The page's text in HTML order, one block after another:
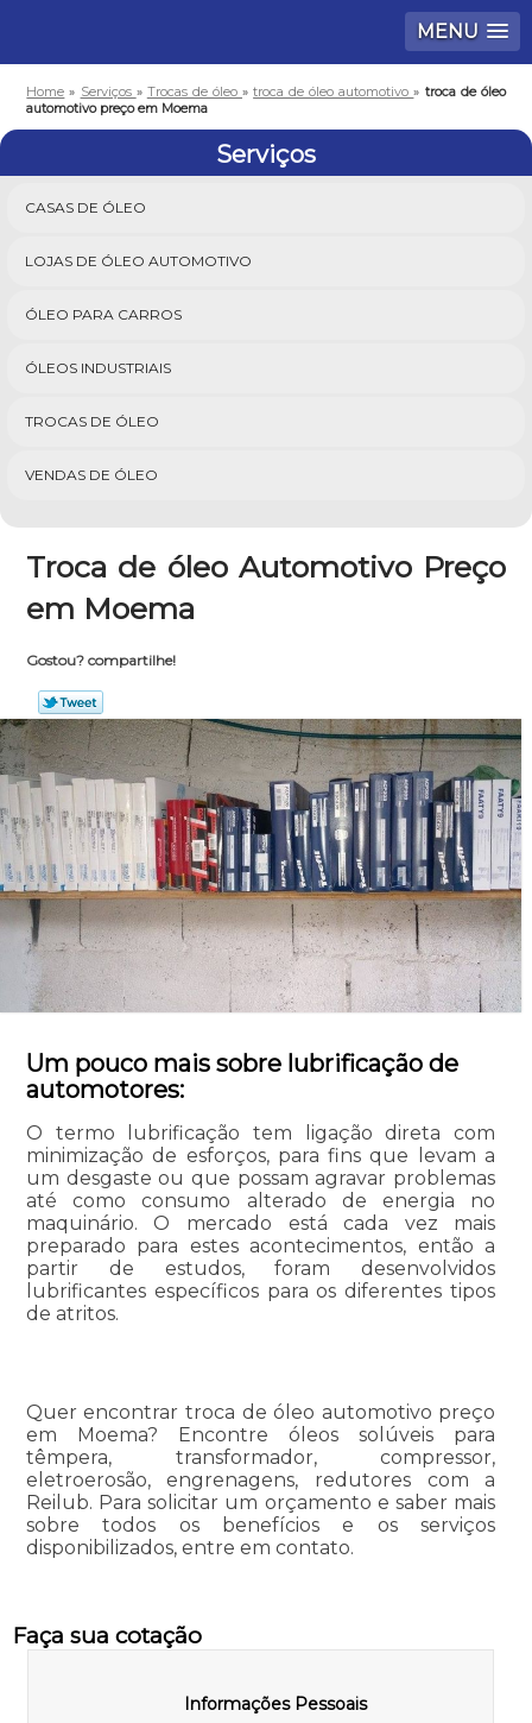
MENU
Home » Serviços » Trocas de óleo»troca de óleo automotivo» troca de óleo
automotivo preço em Moema
Serviços
CASAS DE ÓLEO
LOJAS DE ÓLEO AUTOMOTIVO
ÓLEO PARA CARROS
ÓLEOS INDUSTRIAIS
TROCAS DE ÓLEO
VENDAS DE ÓLEO
Troca de óleo Automotivo Preço
em Moema
Gostou? compartilhe!
Um pouco mais sobre lubrificação de
automotores:
O termo lubrificação tem ligação direta com
minimização de esforços, para fins que levam a
um desgaste ou que possam agravar problemas
até como consumo alterado de energia no
maquinário. O mercado está cada vez mais
preparado para estes acontecimentos, então a
partir de estudos, foram desenvolvidos
lubrificantes específicos para os diferentes tipos
de atritos.
Quer encontrar troca de óleo automotivo preço
em Moema? Encontre óleos solúveis para
têmpera, transformador, compressor,
eletroerosão, engrenagens, redutores com a
Reilub. Para solicitar um orçamento e saber mais
sobre todos os benefícios e os serviços
disponibilizados, entre em contato.
Faça sua cotação
Informações Pessoais